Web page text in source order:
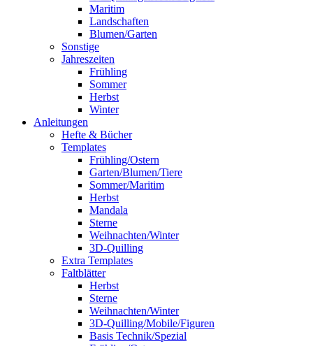
Maritim
Landschaften
Blumen/Garten
Sonstige
Jahreszeiten
Frühling
Sommer
Herbst
Winter
Anleitungen
Hefte & Bücher
Templates
Frühling/Ostern
Garten/Blumen/Tiere
Sommer/Maritim
Herbst
Mandala
Sterne
Weihnachten/Winter
3D-Quilling
Extra Templates
Faltblätter
Herbst
Sterne
Weihnachten/Winter
3D-Quilling/Mobile/Figuren
Basis Technik/Spezial